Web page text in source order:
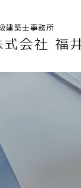
建築士事務所
式会社 福